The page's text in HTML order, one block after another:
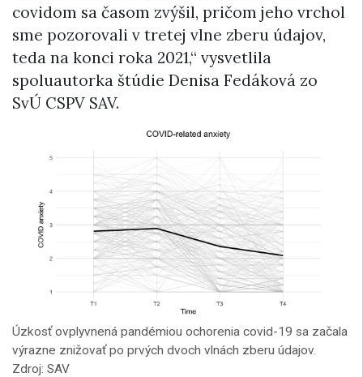
covidom sa časom zvýšil, pričom jeho vrchol
sme pozorovali v tretej vlne zberu údajov,
teda na konci roka 2021,“ vysvetlila
spoluautorka štúdie Denisa Fedáková zo
SvÚ CSPV SAV.
Úzkosť ovplyvnená pandémiou ochorenia covid-19 sa začala
výrazne znižovať po prvých dvoch vlnách zberu údajov.
Zdroj: SAV